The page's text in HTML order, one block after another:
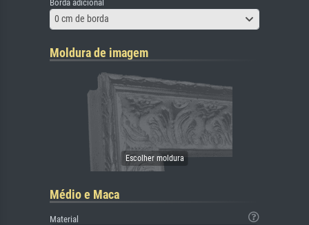
Borda adicional
0 cm de borda
Moldura de imagem
Médio e Maca
Material